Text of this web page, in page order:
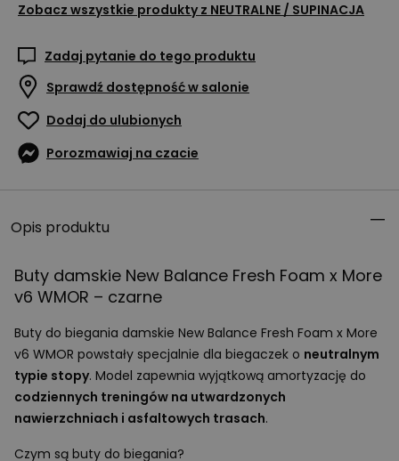
Zobacz wszystkie produkty z NEUTRALNE / SUPINACJA
Zadaj pytanie do tego produktu
Sprawdź dostępność w salonie
Dodaj do ulubionych
Porozmawiaj na czacie
Opis produktu
Buty damskie New Balance Fresh Foam x More
v6 WMOR – czarne
Buty do biegania damskie New Balance Fresh Foam x More
v6 WMOR powstały specjalnie dla biegaczek o neutralnym
typie stopy. Model zapewnia wyjątkową amortyzację do
codziennych treningów na utwardzonych
nawierzchniach i asfaltowych trasach.
Czym są buty do biegania?